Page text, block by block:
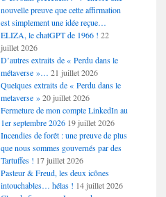
nouvelle preuve que cette affirmation
est simplement une idée reçue…
ELIZA, le chatGPT de 1966 ! 22
juillet 2026
D’autres extraits de « Perdu dans le
métaverse »… 21 juillet 2026
Quelques extraits de « Perdu dans le
metaverse » 20 juillet 2026
Fermeture de mon compte LinkedIn au
1er septembre 2026 19 juillet 2026
Incendies de forêt : une preuve de plus
que nous sommes gouvernés par des
Tartuffes ! 17 juillet 2026
Pasteur & Freud, les deux icônes
intouchables… hélas ! 14 juillet 2026